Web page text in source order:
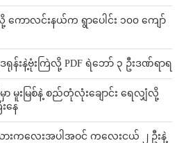
လို့ ကောလင်းနယ်က ရွာပေါင်း ၁၀၀ ကျော်
ရုန်းနဲ့ဗုံးကြဲလို့ PDF ရဲဘော် ၃ ဦးဒဏ်ရာရ
မြစ်နဲ့ စည်တုံလုံးချောင်း ရေလျှံလို့
နေ
းကလေးအပါအဝင် ကလေးငယ် ၂ ဦးနဲ့